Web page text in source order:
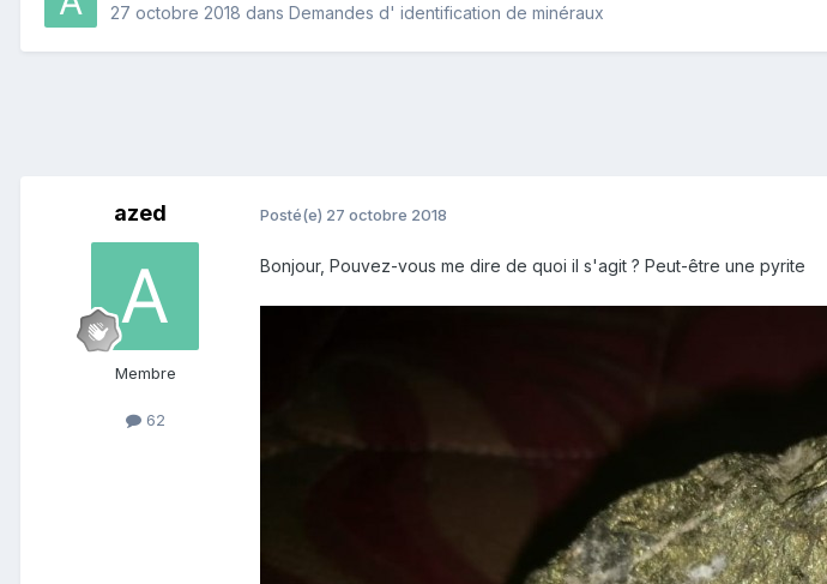
27 octobre 2018 dans Demandes d' identification de minéraux
azed
Membre
62
Posté(e) 27 octobre 2018
Bonjour, Pouvez-vous me dire de quoi il s'agit ? Peut-être une pyrite